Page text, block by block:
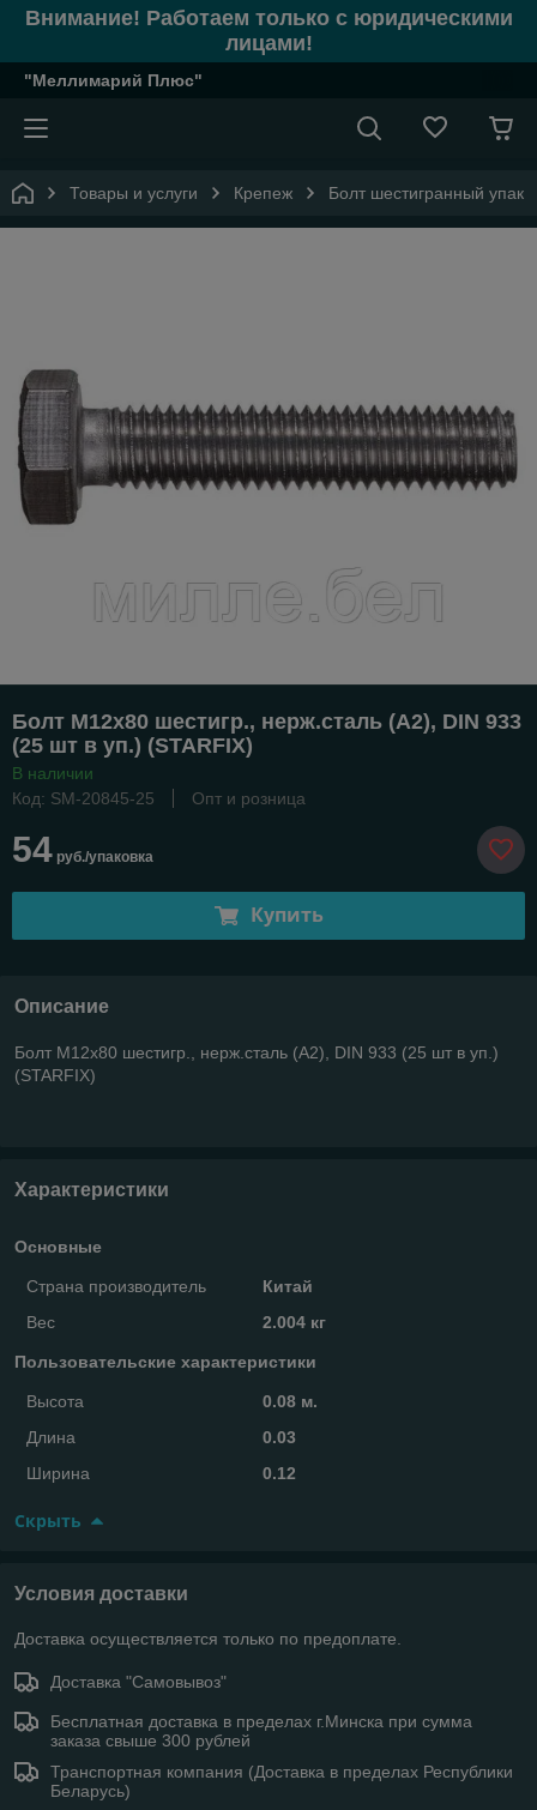
Внимание! Работаем только с юридическими
лицами!
"Меллимарий Плюс"
Товары и услуги Крепеж Болт шестигранный упак
Болт М12х80 шестигр., нерж.сталь (А2), DIN 933
(25 шт в уп.) (STARFIX)
В наличии
Код: SM-20845-25
Опт и розница
54 руб./упаковка
Купить
Описание
Болт М12х80 шестигр., нерж.сталь (А2), DIN 933 (25 шт в уп.)
(STARFIX)
Характеристики
Основные
Страна производитель
Китай
Вес
2.004 кг
Пользовательские характеристики
Высота
0.08 м.
Длина
0.03
Ширина
0.12
Скрыть
Условия доставки
Доставка осуществляется только по предоплате.
Доставка "Самовывоз"
Бесплатная доставка в пределах г.Минска при сумма
заказа свыше 300 рублей
Транспортная компания (Доставка в пределах Республики
Беларусь)